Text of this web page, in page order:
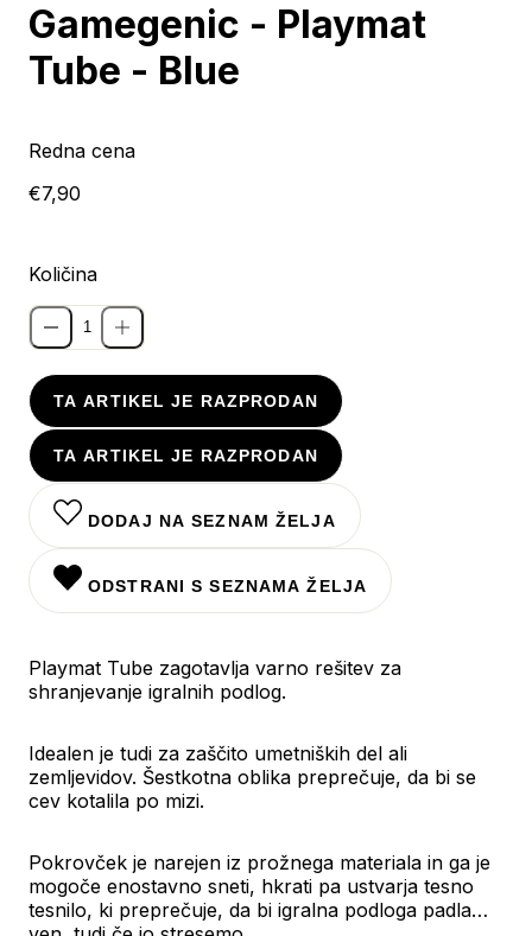
Gamegenic - Playmat
Tube - Blue
Redna cena
€7,90
Količina
TA ARTIKEL JE RAZPRODAN
TA ARTIKEL JE RAZPRODAN
DODAJ NA SEZNAM ŽELJA
ODSTRANI S SEZNAMA ŽELJA
Playmat Tube zagotavlja varno rešitev za
shranjevanje igralnih podlog.
Idealen je tudi za zaščito umetniških del ali
zemljevidov. Šestkotna oblika preprečuje, da bi se
cev kotalila po mizi.
Pokrovček je narejen iz prožnega materiala in ga je
mogoče enostavno sneti, hkrati pa ustvarja tesno
tesnilo, ki preprečuje, da bi igralna podloga padla